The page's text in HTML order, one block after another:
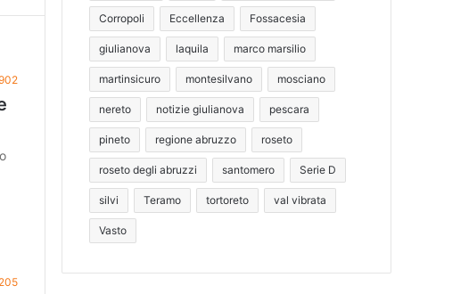
Corropoli Eccellenza Fossacesia
giulianova laquila marco marsilio
martinsicuro montesilvano mosciano
nereto notizie giulianova pescara
pineto regione abruzzo roseto
roseto degli abruzzi santomero Serie D
silvi Teramo tortoreto val vibrata
Vasto